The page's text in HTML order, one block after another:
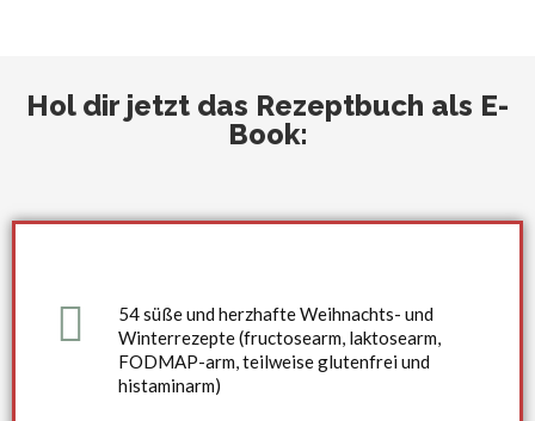
Hol dir jetzt das Rezeptbuch als E-
Book:
54 süße und herzhafte Weihnachts- und
Winterrezepte (fructosearm, laktosearm,
FODMAP-arm, teilweise glutenfrei und
histaminarm)